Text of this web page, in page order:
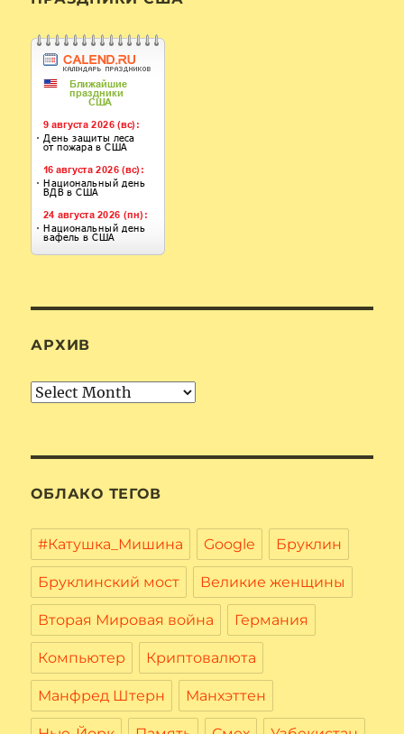
АРХИВ
Архив
ОБЛАКО ТЕГОВ
#Катушка_Мишина Google Бруклин
Бруклинский мост Великие женщины
Вторая Мировая война Германия
Компьютер Криптовалюта
Манфред Штерн Манхэттен